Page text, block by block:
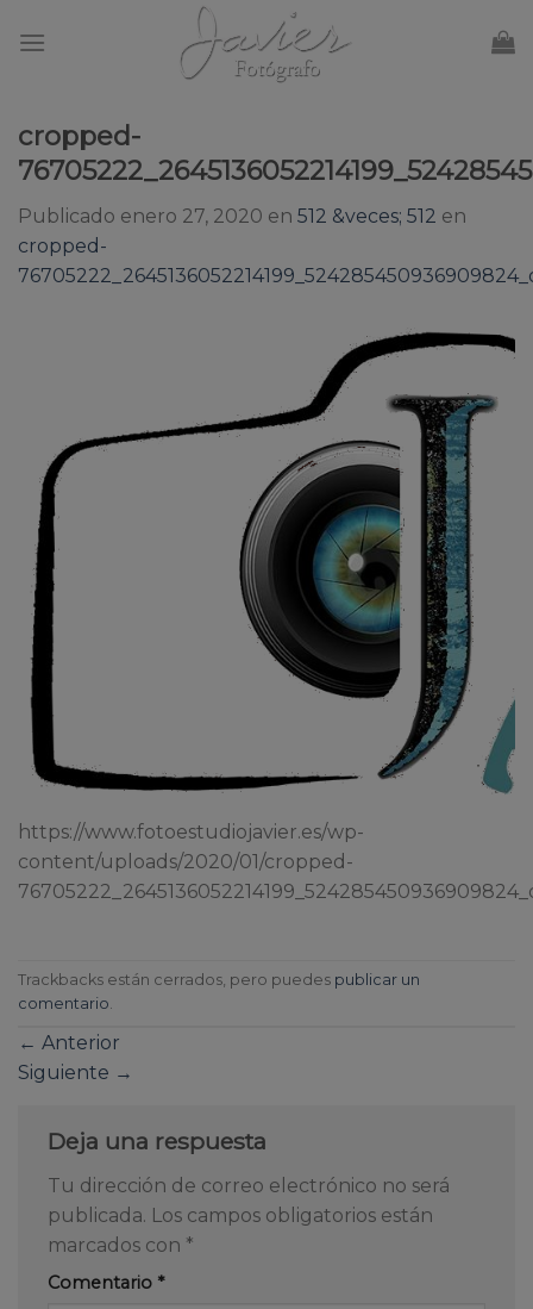
cropped-
Publicado enero 27, 2020 en 512 &veces; 512 en
cropped-
https://www.fotoestudiojavier.es/wp-
content/uploads/2020/01/cropped-
Trackbacks están cerrados, pero puedes publicar un
comentario.
← Anterior
Siguiente →
Deja una respuesta
Tu dirección de correo electrónico no será
publicada. Los campos obligatorios están
marcados con *
Comentario *